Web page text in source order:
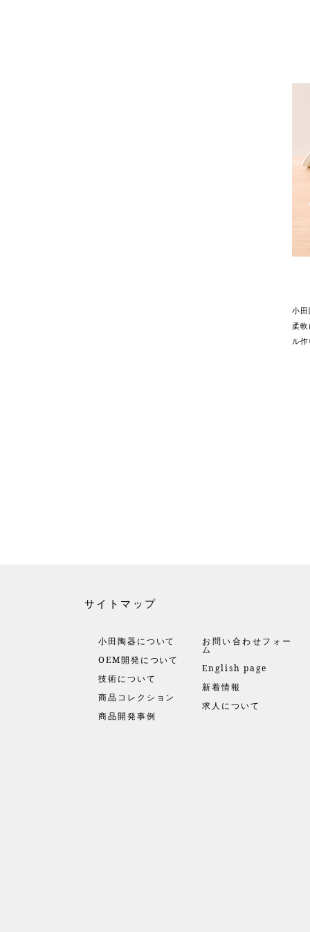
小田
柔軟
ル作
サイトマップ
小田陶器について
OEM開発について
技術について
商品コレクション
商品開発事例
お問い合わせフォー
ム
English page
新着情報
求人について